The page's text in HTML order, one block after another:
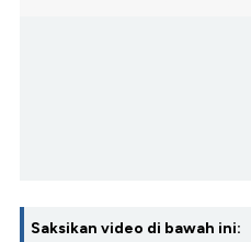
Saksikan video di bawah ini: